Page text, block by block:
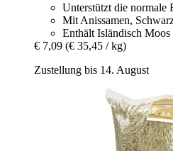
Unterstützt die normale
Mit Anissamen,
Enthält Isländisch Moos
€ 7,09 (€ 35,45 / kg)
Zustellung bis 14. August